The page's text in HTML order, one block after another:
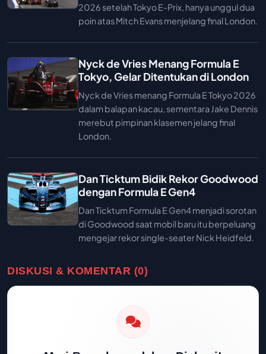
2026 setelah Tokyo E-Prix, hanya unggul dua
poin atas Mitch Evans menjelang final London.
Nyck de Vries Menang Formula E
Tokyo, Gelar Ditentukan di London
Nyck de Vries menang Formula E Tokyo 2026
dalam balapan kacau, sementara Jake Dennis
merebut pimpinan klasemen jelang final
London.
Dan Ticktum Bidik Rekor Goodwood
dengan Formula E Gen4
Dan Ticktum Formula E Gen4 menjadi sorotan
di Goodwood saat mobil baru itu berpeluang
mengejar rekor single-seater Nick Heidfeld.
DISKUSI & KOMENTAR (0)